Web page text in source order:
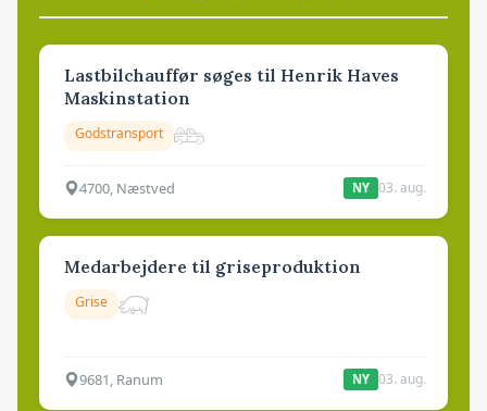
Lastbilchauffør søges til Henrik Haves
Maskinstation
Godstransport
4700, Næstved NY 03. aug.
Medarbejdere til griseproduktion
Grise
9681, Ranum NY 03. aug.